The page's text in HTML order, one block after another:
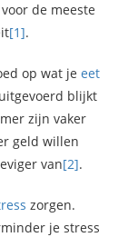
de meeste
[1].
op wat je eet
blijkt
zijn vaker
geld willen
van[2].
zorgen.
je stress